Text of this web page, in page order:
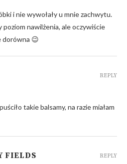
i nie wywołały u mnie zachwytu.
poziom nawilżenia, ale oczywiście
dorówna 😉
takie balsamy, na razie miałam
REPLY
FIELDS REPLY